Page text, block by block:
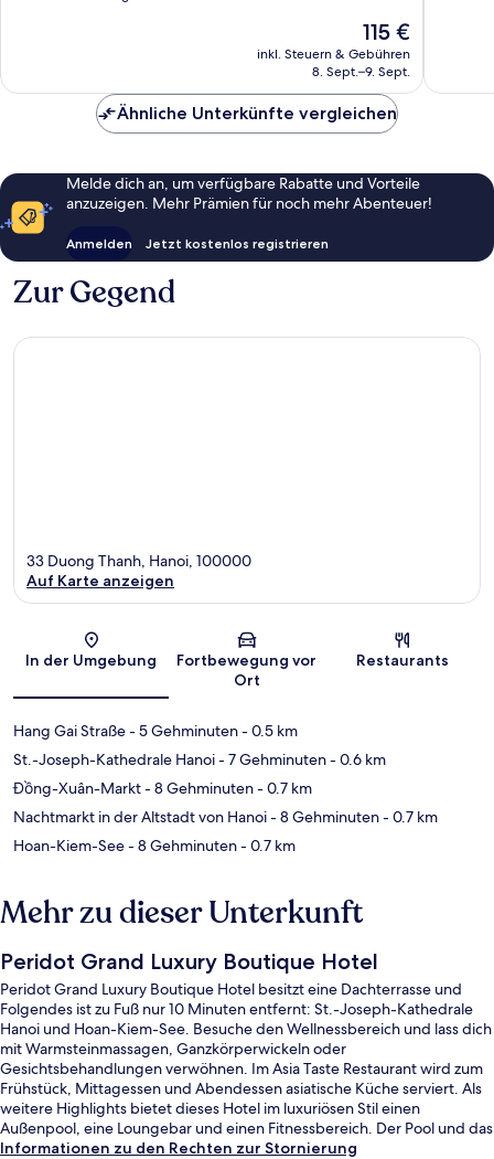
Der
Preis
beträgt
115 €
inkl. Steuern & Gebühren
8. Sept.–9. Sept.
Ähnliche Unterkünfte vergleichen
Melde dich an, um verfügbare Rabatte und Vorteile
anzuzeigen. Mehr Prämien für noch mehr Abenteuer!
Anmelden Jetzt kostenlos registrieren
Zur Gegend
Karte
33 Duong Thanh, Hanoi, 100000
Auf Karte anzeigen
In der Umgebung
Fortbewegung vor
Ort
Restaurants
Hang Gai Straße- 5 Gehminuten- 0.5 km
St.-Joseph-Kathedrale Hanoi- 7 Gehminuten- 0.6 km
Đồng-Xuân-Markt- 8 Gehminuten- 0.7 km
Nachtmarkt in der Altstadt von Hanoi- 8 Gehminuten- 0.7 km
Hoan-Kiem-See- 8 Gehminuten- 0.7 km
Mehr zu dieser Unterkunft
Peridot Grand Luxury Boutique Hotel
Peridot Grand Luxury Boutique Hotel besitzt eine Dachterrasse und
Folgendes ist zu Fuß nur 10 Minuten entfernt: St.-Joseph-Kathedrale
Hanoi und Hoan-Kiem-See. Besuche den Wellnessbereich und lass dich
mit Warmsteinmassagen, Ganzkörperwickeln oder
Gesichtsbehandlungen verwöhnen. Im Asia Taste Restaurant wird zum
Frühstück, Mittagessen und Abendessen asiatische Küche serviert. Als
weitere Highlights bietet dieses Hotel im luxuriösen Stil einen
Außenpool, eine Loungebar und einen Fitnessbereich. Der Pool und das
hilfsbereite Personal erhalten tolle Bewertungen von anderen
Informationen zu den Rechten zur Stornierung